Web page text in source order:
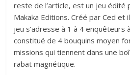
reste de l’article, est un jeu édité
Makaka Editions. Créé par Ced et
jeu s’adresse à 1 à 4
constitué de 4 bouquins moyen
missions qui tiennent dans une
rabat magnétique.